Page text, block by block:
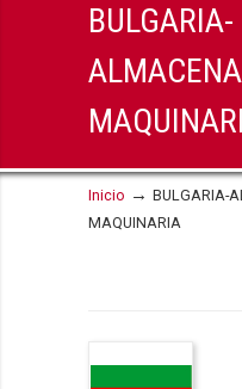
BULGARIA-
Inicio → BULGARIA-
MAQUINARIA